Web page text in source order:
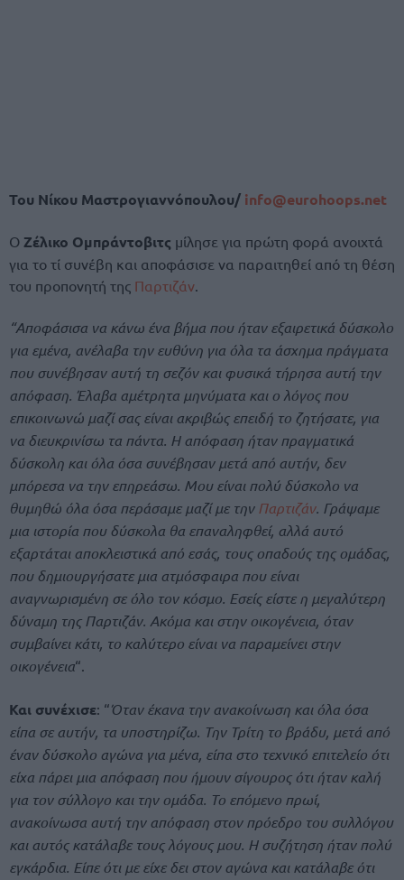
Του Νίκου Μαστρογιαννόπουλου/ info@eurohoops.net
Ο Ζέλικο Ομπράντοβιτς μίλησε για πρώτη φορά ανοιχτά
για το τί συνέβη και αποφάσισε να παραιτηθεί από τη θέση
του προπονητή της Παρτιζάν.
“Αποφάσισα να κάνω ένα βήμα που ήταν εξαιρετικά δύσκολο
για εμένα, ανέλαβα την ευθύνη για όλα τα άσχημα πράγματα
που συνέβησαν αυτή τη σεζόν και φυσικά τήρησα αυτή την
απόφαση. Έλαβα αμέτρητα μηνύματα και ο λόγος που
επικοινωνώ μαζί σας είναι ακριβώς επειδή το ζητήσατε, για
να διευκρινίσω τα πάντα. Η απόφαση ήταν πραγματικά
δύσκολη και όλα όσα συνέβησαν μετά από αυτήν, δεν
μπόρεσα να την επηρεάσω. Μου είναι πολύ δύσκολο να
θυμηθώ όλα όσα περάσαμε μαζί με τηνΠαρτιζάν. Γράψαμε
μια ιστορία που δύσκολα θα επαναληφθεί, αλλά αυτό
εξαρτάται αποκλειστικά από εσάς, τους οπαδούς της ομάδας,
που δημιουργήσατε μια ατμόσφαιρα που είναι
αναγνωρισμένη σε όλο τον κόσμο. Εσείς είστε η μεγαλύτερη
δύναμη της Παρτιζάν. Ακόμα και στην οικογένεια, όταν
συμβαίνει κάτι, το καλύτερο είναι να παραμείνει στην
οικογένεια“.
Και συνέχισε: “Όταν έκανα την ανακοίνωση και όλα όσα
είπα σε αυτήν, τα υποστηρίζω. Την Τρίτη το βράδυ, μετά από
έναν δύσκολο αγώνα για μένα, είπα στο τεχνικό επιτελείο ότι
είχα πάρει μια απόφαση που ήμουν σίγουρος ότι ήταν καλή
για τον σύλλογο και την ομάδα. Το επόμενο πρωί,
ανακοίνωσα αυτή την απόφαση στον πρόεδρο του συλλόγου
και αυτός κατάλαβε τους λόγους μου. Η συζήτηση ήταν πολύ
εγκάρδια. Είπε ότι με είχε δει στον αγώνα και κατάλαβε ότι